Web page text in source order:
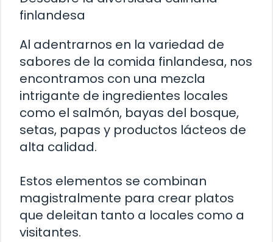
finlandesa
Al adentrarnos en la variedad de
sabores de la comida finlandesa, nos
encontramos con una mezcla
intrigante de ingredientes locales
como el salmón, bayas del bosque,
setas, papas y productos lácteos de
alta calidad.
Estos elementos se combinan
magistralmente para crear platos
que deleitan tanto a locales como a
visitantes.